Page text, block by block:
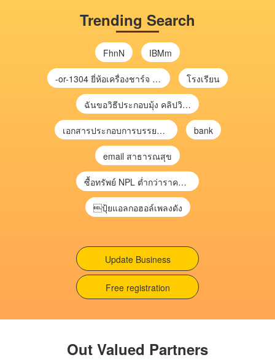
Trending Search
FhnN IBMm
-or-1304 ยี่ห้อเครื่องชาร์จ chargecore โรงเรียน
ฉันขอวิธีประกอบมุ้ง คลิปวิดีโอ การประกอบมุ้ง
เอกสารประกอบการบรรยาย การประเมินความเสี่ยงเพื่อวางแผนการตรวจสอบ \ bank
email สาธารณสุข
ซื้อทรัพย์ NPL ต่ำกว่าราคาตลาด 30-70% แบบไม่ต้องไปประมูล”
ปุ้ยแอลกอฮอล์เพลงดัง
Update Business
Free registration
Out Valued Partners